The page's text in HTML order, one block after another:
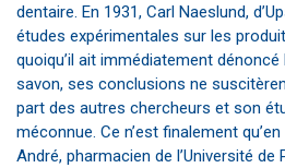
dentaire. En 1931, Carl Naeslund,
études expérimentales sur les
quoiqu’il ait immédiatement
savon, ses conclusions ne
part des autres chercheurs et son
méconnue. Ce n’est finalement
André, pharmacien de l’Université de